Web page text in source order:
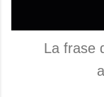
La frase
a